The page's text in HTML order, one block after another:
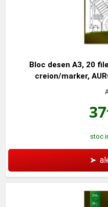
Bloc desen A3, 20
creion/marker,
37
stoc
➤